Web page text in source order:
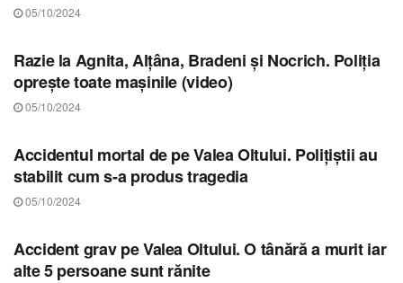
05/10/2024
Razie la Agnita, Alțâna, Bradeni și Nocrich. Poliția
oprește toate mașinile (video)
05/10/2024
Accidentul mortal de pe Valea Oltului. Polițiștii au
stabilit cum s-a produs tragedia
05/10/2024
Accident grav pe Valea Oltului. O tânără a murit iar
alte 5 persoane sunt rănite